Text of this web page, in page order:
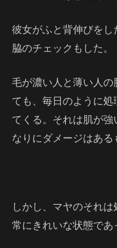
彼女がふと背伸びをし
脇のチェックもした。
毛が濃い人と薄い人
ても、毎日のように
てくる。それは肌が
なりにダメージはある
しかし、マヤのそれ
常にきれいな状態であ